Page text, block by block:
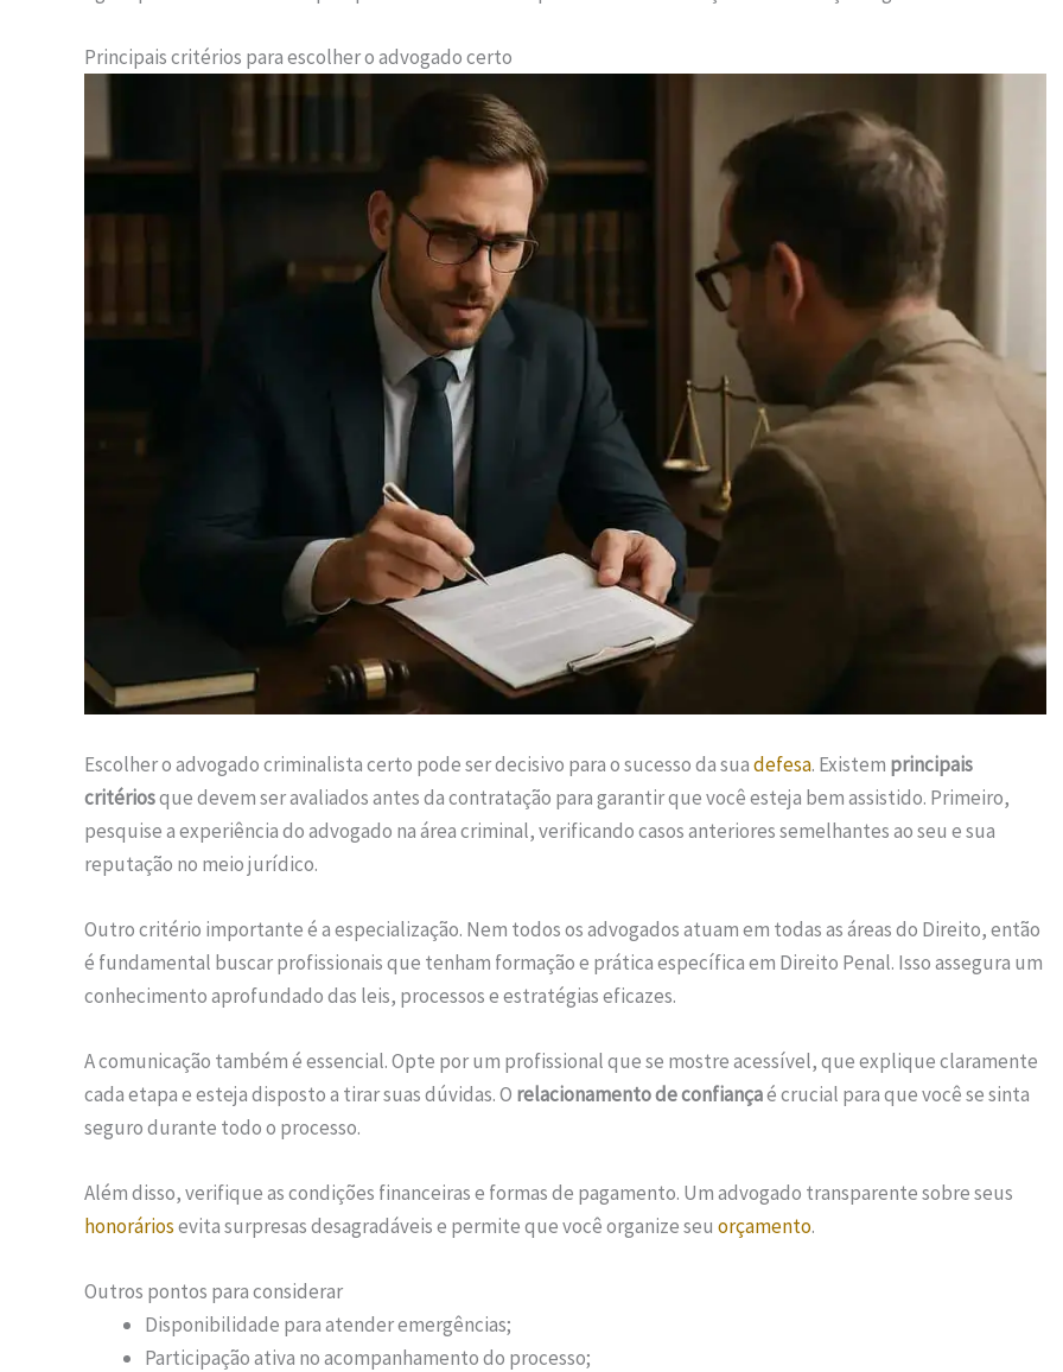
Principais critérios para escolher o advogado certo
Escolher o advogado criminalista certo pode ser decisivo para o sucesso da suadefesa. Existem principais
critériosque devem ser avaliados antes da contratação para garantir que você esteja bem assistido. Primeiro,
pesquise a experiência do advogado na área criminal, verificando casos anteriores semelhantes ao seu e sua
reputação no meio jurídico.
Outro critério importante é a especialização. Nem todos os advogados atuam em todas as áreas do Direito, então
é fundamental buscar profissionais que tenham formação e prática específica em Direito Penal. Isso assegura um
conhecimento aprofundado das leis, processos e estratégias eficazes.
A comunicação também é essencial. Opte por um profissional que se mostre acessível, que explique claramente
cada etapa e esteja disposto a tirar suas dúvidas. O relacionamento de confiançaé crucial para que você se sinta
seguro durante todo o processo.
Além disso, verifique as condições financeiras e formas de pagamento. Um advogado transparente sobre seus
honoráriosevita surpresas desagradáveis e permite que você organize seu orçamento.
Outros pontos para considerar
Disponibilidade para atender emergências;
Participação ativa no acompanhamento do processo;